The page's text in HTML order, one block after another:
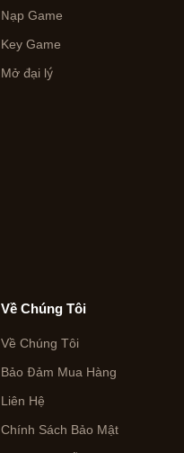
Nạp Game
Key Game
Mở đại lý
Về Chúng Tôi
Về Chúng Tôi
Bảo Đảm Mua Hàng
Liên Hệ
Chính Sách Bảo Mật